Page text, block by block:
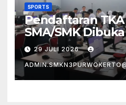
SPORTS
Pendaftaran
SMA/SMK
Perkuat
Pelaksanaan
29 JULI 2026